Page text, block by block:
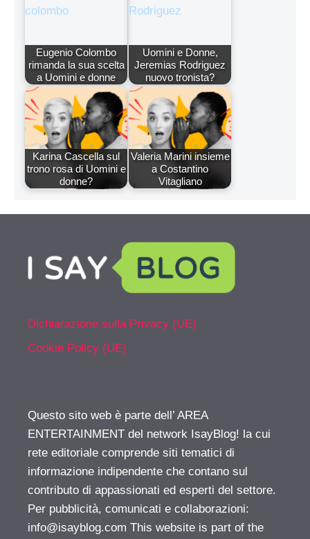
Eugenio Colombo
rimanda la sua scelta
a Uomini e donne
Uomini e Donne,
Jeremias Rodriguez
nuovo tronista?
Karina Cascella sul
trono rosa di Uomini e
donne?
Valeria Marini insieme
a Costantino
Vitagliano
Dichiarazione sulla Privacy (UE)
Cookie Policy (UE)
Questo sito web è parte dell’ AREA
ENTERTAINMENT del network IsayBlog! la cui
rete editoriale comprende siti tematici di
informazione indipendente che contano sul
contributo di appassionati ed esperti del settore.
Per pubblicità, comunicati e collaborazioni:
info@isayblog.com This website is part of the